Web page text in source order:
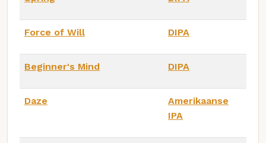
Force of Will DIPA
Beginner's Mind DIPA
Daze
Amerikaanse
IPA